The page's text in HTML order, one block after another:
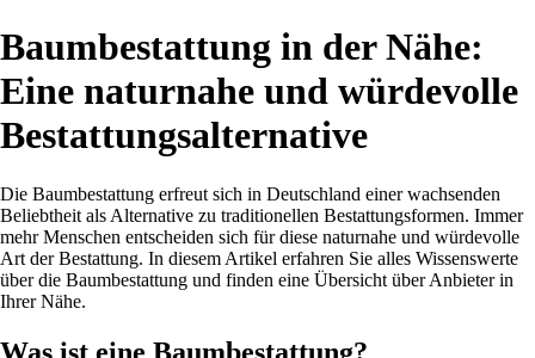
Baumbestattung in der Nähe:
Eine naturnahe und würdevolle
Bestattungsalternative
Die Baumbestattung erfreut sich in Deutschland einer wachsenden
Beliebtheit als Alternative zu traditionellen Bestattungsformen. Immer
mehr Menschen entscheiden sich für diese naturnahe und würdevolle
Art der Bestattung. In diesem Artikel erfahren Sie alles Wissenswerte
über die Baumbestattung und finden eine Übersicht über Anbieter in
Ihrer Nähe.
Was ist eine Baumbestattung?